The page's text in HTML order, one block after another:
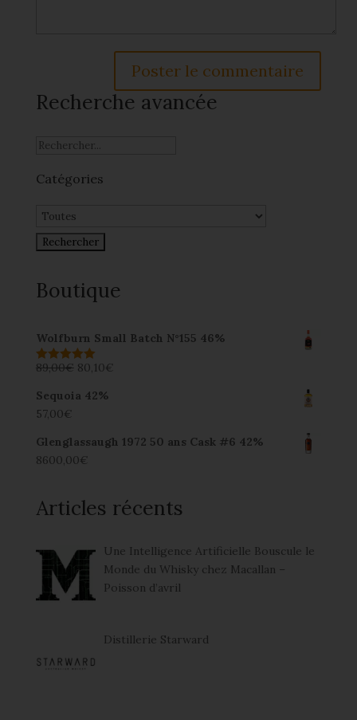
Recherche avancée
Catégories
Boutique
Wolfburn Small Batch N°155 46%
Note5.00
89,00€ 80,10€
Sequoia 42%
57,00€
Glenglassaugh 1972 50 ans Cask #6 42%
8600,00€
Articles récents
Une Intelligence Artificielle Bouscule le
Monde du Whisky chez Macallan –
Poisson d’avril
Distillerie Starward